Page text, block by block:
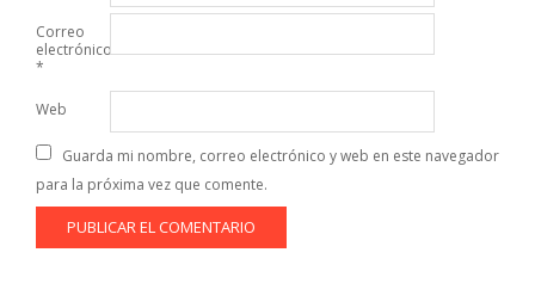
Correo
electrónico
*
Web
Guarda mi nombre, correo electrónico y web en este navegador
para la próxima vez que comente.